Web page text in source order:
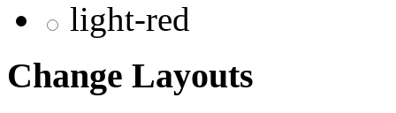
light-red
Change Layouts